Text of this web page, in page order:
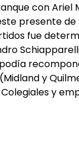
con Ariel
presente de
fue
y
y